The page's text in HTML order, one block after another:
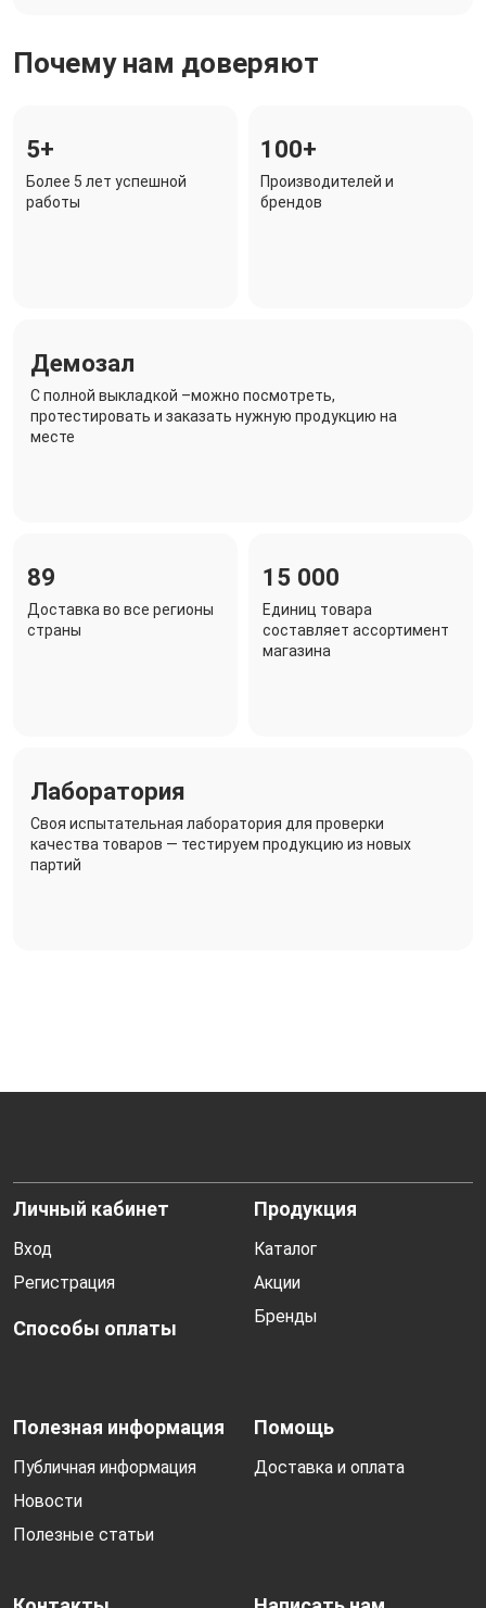
Почему нам доверяют
5+
Более 5 лет успешной
работы
100+
Производителей и
брендов
Демозал
C полной выкладкой –можно посмотреть,
протестировать и заказать нужную продукцию на
месте
89
Доставка во все регионы
страны
15 000
Единиц товара
составляет ассортимент
магазина
Лаборатория
Своя испытательная лаборатория для проверки
качества товаров — тестируем продукцию из новых
партий
Личный кабинет
Вход
Регистрация
Способы оплаты
Продукция
Каталог
Акции
Бренды
Полезная информация
Публичная информация
Новости
Полезные статьи
Помощь
Доставка и оплата